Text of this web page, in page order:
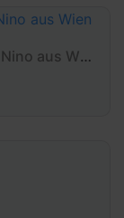
02.10.2025 KuKav präsentiert - Der Nino aus Wien